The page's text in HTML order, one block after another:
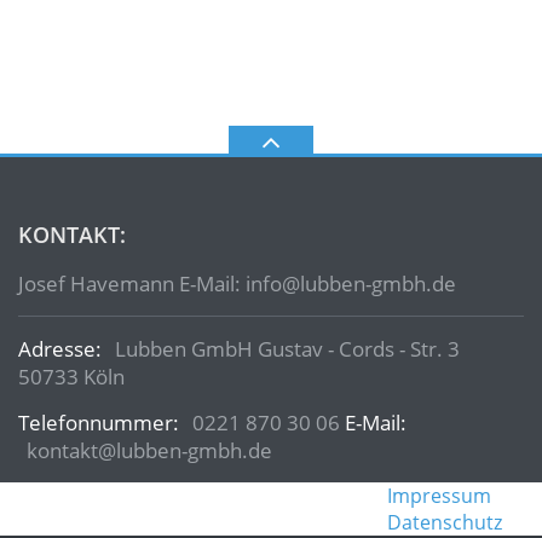
KONTAKT:
Josef Havemann E-Mail: info@lubben-gmbh.de
Adresse: Lubben GmbH Gustav - Cords - Str. 3
50733 Köln
Telefonnummer: 0221 870 30 06 E-Mail:
kontakt@lubben-gmbh.de
Impressum
Datenschutz